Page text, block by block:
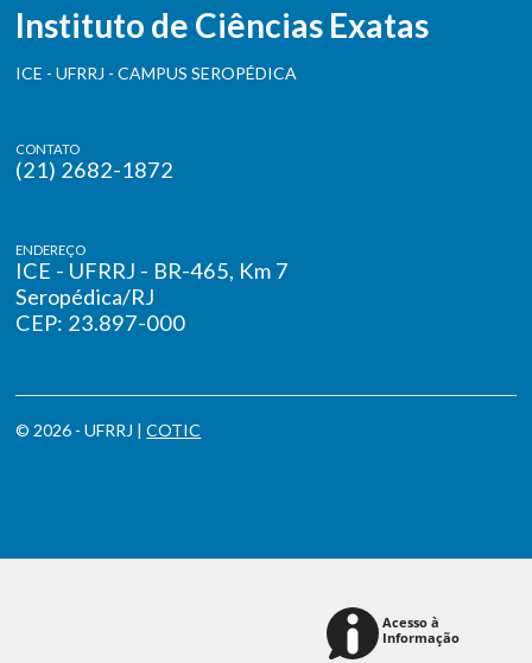
Instituto de Ciências Exatas
ICE - UFRRJ - CAMPUS SEROPÉDICA
CONTATO
(21) 2682-1872
ENDEREÇO
ICE - UFRRJ - BR-465, Km 7
Seropédica/RJ
CEP: 23.897-000
© 2026 - UFRRJ |COTIC